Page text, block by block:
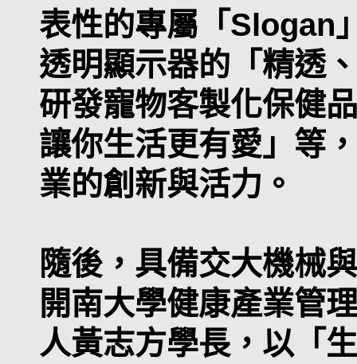
表性的專屬「Slogan
透明顯示器的「精透
研發寵物客製化保健
讓你生活更有愛」等
業的創新與活力。
隨後，具備交大機械
開南大學健康產業管
人黃志方學長，以「